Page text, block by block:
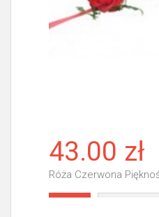
43.00 zł
Róża Czerwona